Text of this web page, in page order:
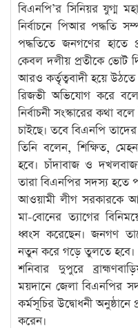
বিএনপি’র সিনিয়র যুগ্ম
নির্বাচনে পিআর পদ্ধতি
পদ্ধতিতে জনগণের হাতে
কেবল দলীয় প্রতীকে ভোট
আরও কর্তৃত্ববাদী হয়ে উঠতে
রিজভী অভিযোগ করে
নির্বাচনী সংস্কারের কথা
চাইছে। তবে বিএনপি
তিনি বলেন, শিক্ষিত,
হবে। চাঁদাবাজ ও
তারা বিএনপির সদস্য হতে
আওয়ামী লীগ সরকারকে
মা-বোনের ত্যাগের
ধ্বংস করেছেন। জনগণ
নতুন করে গড়ে তুলতে হবে।
শনিবার দুপুরে
ময়দানে জেলা বিএনপির
কর্মসূচির উদ্বোধনী
করেন।